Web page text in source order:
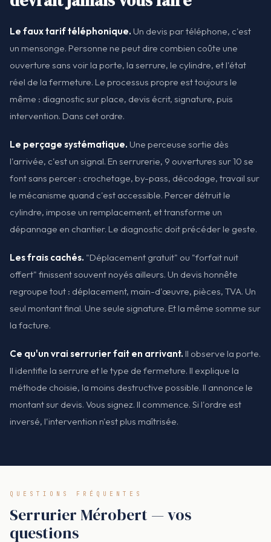
Le faux tarif téléphonique. Un devis par téléphone, c'est
un mensonge. Personne ne peut dire combien coûte une
ouverture sans voir la porte, la serrure, le cylindre, et l'état
réel de la fermeture. Le processus propre est toujours le
même : diagnostic sur place, devis écrit, signature, puis
intervention. Dans cet ordre.
Le perçage systématique. Une perceuse sortie dès
l'arrivée, c'est un signal. En serrurerie, 9 ouvertures sur 10 se
font sans percer : crochetage, by-pass, décodage, travail sur
le mécanisme quand c'est accessible. Percer détruit le
cylindre, impose un remplacement, et transforme un
dépannage en chantier. Le diagnostic doit précéder le geste.
Les frais cachés. "Déplacement gratuit" ou "forfait nuit
offert" finissent souvent noyés ailleurs. Un devis honnête
regroupe tout : déplacement, main-d'œuvre, pièces, TVA. Un
seul montant final. Une seule signature. Et la même somme sur
la facture.
Ce qu'un vrai serrurier fait en arrivant. Il observe la porte.
Il identifie la serrure et le type de fermeture. Il explique la
méthode choisie, la moins destructive possible. Il annonce le
montant sur devis. Vous signez. Il commence. Si l'ordre est
inversé, l'intervention n'est plus maîtrisée.
QUESTIONS FRÉQUENTES
Serrurier Mérobert — vos
questions